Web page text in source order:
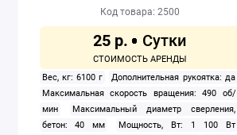
Код товара: 2500
25 р.
Вес, кг: 6100 г
Дополнительная рукоятка: да
Максимальная скорость вращения: 490 об/
мин
Максимальный диаметр сверления,
бетон: 40 мм
Мощность, Вт: 1 100 Вт